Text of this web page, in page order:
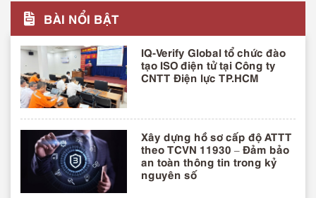
BÀI NỔI BẬT
IQ-Verify Global tổ chức đào
tạo ISO điện tử tại Công ty
CNTT Điện lực TP.HCM
Xây dựng hồ sơ cấp độ ATTT
theo TCVN 11930 – Đảm bảo
an toàn thông tin trong kỷ
nguyên số